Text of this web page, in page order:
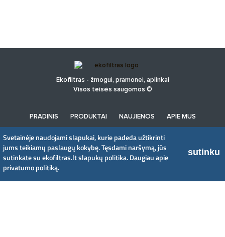
Ekofiltras - žmogui, pramonei, aplinkai
Visos teisės saugomos ©
PRADINIS PRODUKTAI NAUJIENOS APIE MUS
UAB EkoFiltras
Svetainėje naudojami slapukai, kurie padeda užtikrinti
jums teikiamų paslaugų kokybę. Tęsdami naršymą, jūs
sutinkate su ekofiltras.lt slapukų politika.Daugiau apie
privatumo politiką.
sutinku